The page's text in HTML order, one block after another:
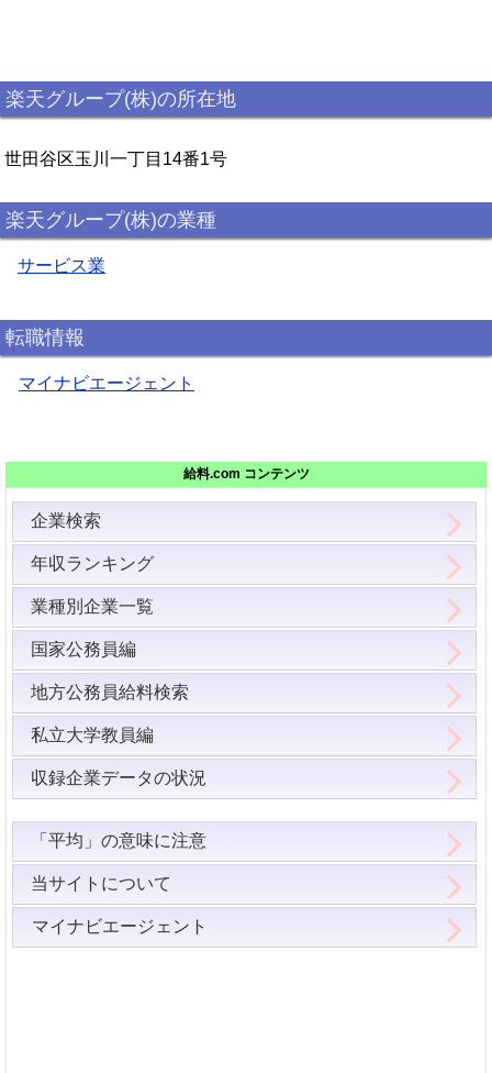
楽天グループ(株)の所在地
世田谷区玉川一丁目14番1号
楽天グループ(株)の業種
サービス業
転職情報
マイナビエージェント
給料.com コンテンツ
企業検索
年収ランキング
業種別企業一覧
国家公務員編
地方公務員給料検索
私立大学教員編
収録企業データの状況
「平均」の意味に注意
当サイトについて
マイナビエージェント